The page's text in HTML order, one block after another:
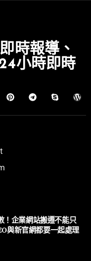
時報導、
小時即時
！企業網站搬遷不能只
與新官網都要一起處理